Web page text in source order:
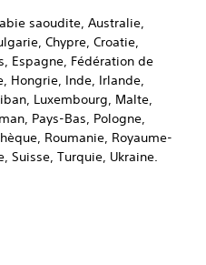
saoudite, Australie,
Chypre, Croatie,
Espagne, Fédération de
Hongrie, Inde, Irlande,
Luxembourg, Malte,
Pays-Bas, Pologne,
Roumanie, Royaume-
Suisse, Turquie, Ukraine.